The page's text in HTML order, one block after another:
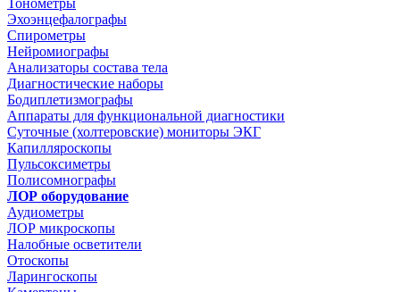
Тонометры
Эхоэнцефалографы
Спирометры
Нейромиографы
Анализаторы состава тела
Диагностические наборы
Бодиплетизмографы
Аппараты для функциональной диагностики
Суточные (холтеровские) мониторы ЭКГ
Капилляроскопы
Пульсоксиметры
Полисомнографы
ЛОР оборудование
Аудиометры
ЛОР микроскопы
Налобные осветители
Отоскопы
Ларингоскопы